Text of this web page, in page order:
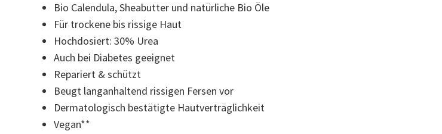
Sternen,
Durchschnittswert
der
Bewertung.
Read
13
Reviews.
Link
derselben
Seite.
Bio Calendula, Sheabutter und natürliche Bio Öle
Für trockene bis rissige Haut
Hochdosiert: 30% Urea
Auch bei Diabetes geeignet
Repariert & schützt
Beugt langanhaltend rissigen Fersen vor
Dermatologisch bestätigte Hautverträglichkeit
Vegan**